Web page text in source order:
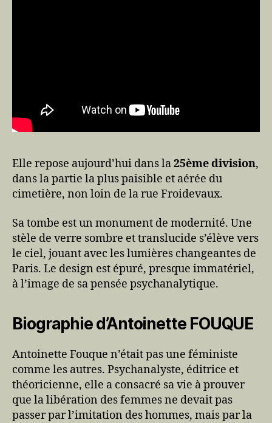
Elle repose aujourd’hui dans la25ème division,
dans la partie la plus paisible et aérée du
cimetière, non loin de la rue Froidevaux.
Sa tombe est un monument de modernité. Une
stèle de verre sombre et translucide s’élève vers
le ciel, jouant avec les lumières changeantes de
Paris. Le design est épuré, presque immatériel,
à l’image de sa pensée psychanalytique.
Biographie d’Antoinette FOUQUE
Antoinette Fouque n’était pas une féministe
comme les autres. Psychanalyste, éditrice et
théoricienne, elle a consacré sa vie à prouver
que la libération des femmes ne devait pas
passer par l’imitation des hommes, mais par la